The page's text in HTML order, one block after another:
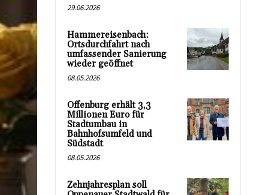
29.06.2026
Hammereisenbach:
Ortsdurchfahrt nach
umfassender Sanierung
wieder geöffnet
08.05.2026
Offenburg erhält 3,3
Millionen Euro für
Stadtumbau in
Bahnhofsumfeld und
Südstadt
08.05.2026
Zehnjahresplan soll